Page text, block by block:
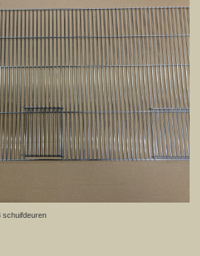
schuifdeuren